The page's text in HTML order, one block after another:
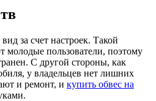
за счет настроек. Такой
молодые пользователи, поэтому
С другой стороны, как
у владельцев нет лишних
и ремонт, и купить обвес на